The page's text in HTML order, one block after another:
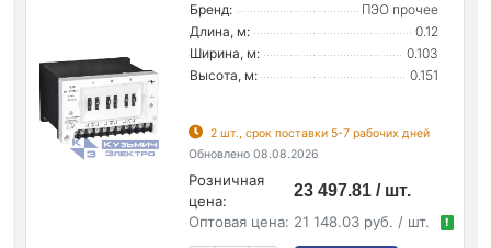
Бренд:
ПЭО прочее
Длина, м:
0.12
Ширина, м:
0.103
Высота, м:
0.151
2 шт., срок поставки 5-7 рабочих дней
Обновлено 08.08.2026
Розничная
цена:
23 497.81 / шт.
Оптовая цена: 21 148.03 руб. / шт. !